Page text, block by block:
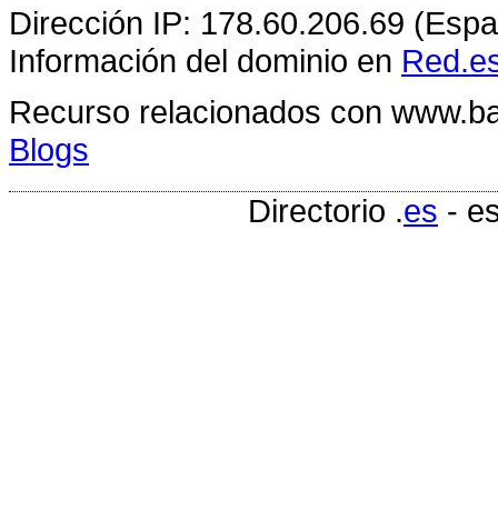
Dirección IP: 178.60.206.69
Información del dominio en
Recurso relacionados con
Blogs
Directorio .es -